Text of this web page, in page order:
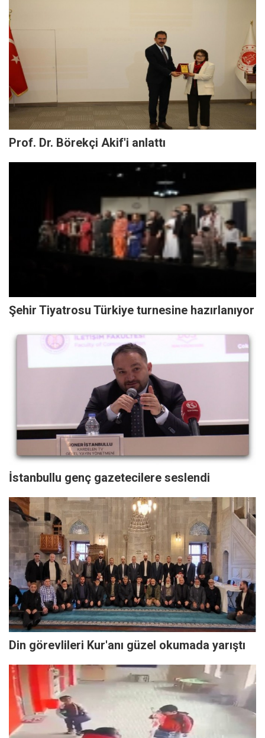
Prof. Dr. Börekçi Akif'i anlattı
Şehir Tiyatrosu Türkiye turnesine hazırlanıyor
İstanbullu genç gazetecilere seslendi
Din görevlileri Kur'anı güzel okumada yarıştı